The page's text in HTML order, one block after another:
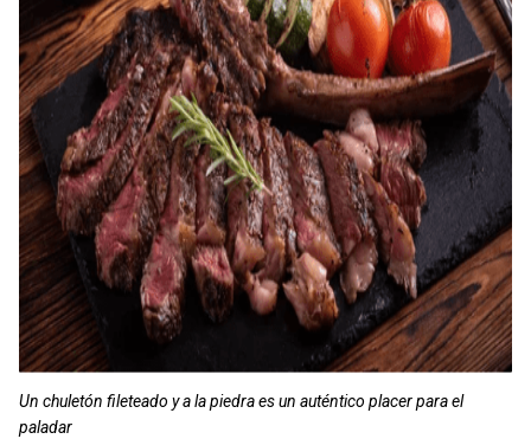
Un chuletón fileteado y a la piedra es un auténtico placer para el
paladar